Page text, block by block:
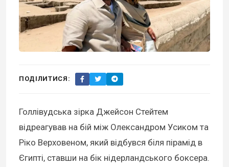
ПОДІЛИТИСЯ:
Голлівудська зірка Джейсон Стейтем
відреагував на бій між Олександром Усиком та
Ріко Верховеном, який відбувся біля пірамід в
Єгипті, ставши на бік нідерландського боксера.